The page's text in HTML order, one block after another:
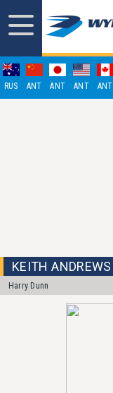
RUS ANT ANT ANT ANT
KEITH ANDREWS
Harry Dunn